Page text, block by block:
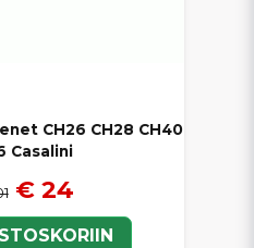
CH26 CH28 CH40
Casalini
€ 24